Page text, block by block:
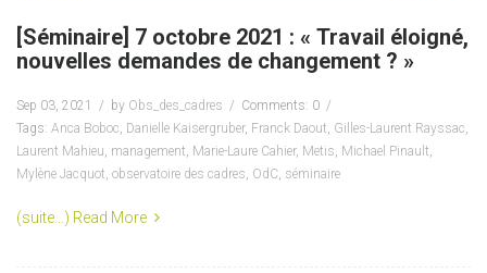
[Séminaire] 7 octobre 2021 : « Travail éloigné,
nouvelles demandes de changement ? »
Sep 03, 2021 by Obs_des_cadres
Comments: 0
Tags: Anca Boboc, Danielle Kaisergruber, Franck Daout, Gilles-Laurent Rayssac,
Laurent Mahieu, management, Marie-Laure Cahier, Metis, Michael Pinault,
Mylène Jacquot, observatoire des cadres, OdC, séminaire
(suite…) Read More